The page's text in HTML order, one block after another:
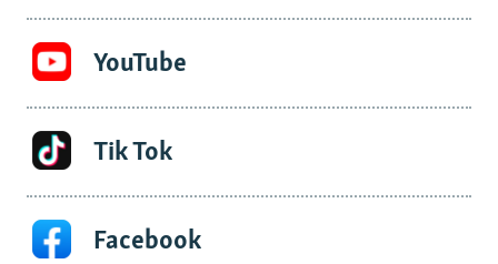
YouTube
Tik Tok
Facebook